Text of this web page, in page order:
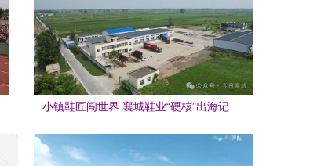
小镇鞋匠闯世界 襄城鞋业“硬核”出海记